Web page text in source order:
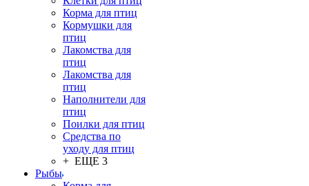
Корма для птиц
Кормушки для
птиц
Лакомства для
птиц
Лакомства для
птиц
Наполнители для
птиц
Поилки для птиц
Средства по
уходу для птиц
+ ЕЩЕ 3
Рыбы